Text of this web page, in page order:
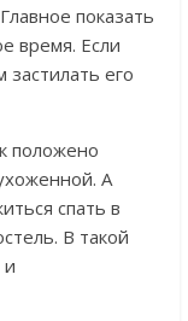
показать
время. Если
его
положено
А
спать в
В такой
и